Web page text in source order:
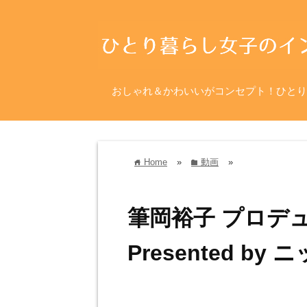
おしゃれ＆かわいいがコンセプト！ひと
home Home » folder 動画 »
筆岡裕子 プロデ
Presented by ニ